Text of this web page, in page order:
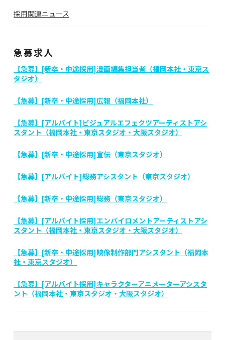
採用関連ニュース
急募求人
【急募】[新卒・中途採用]漫画編集担当者（福岡本社・東京ス
タジオ）
【急募】[新卒・中途採用]広報（福岡本社）
【急募】[アルバイト]ビジュアルエフェクツアーティストアシ
スタント（福岡本社・東京スタジオ・大阪スタジオ）
【急募】[新卒・中途採用]宣伝（東京スタジオ）
【急募】[アルバイト]総務アシスタント（東京スタジオ）
【急募】[新卒・中途採用]総務（東京スタジオ）
【急募】[アルバイト採用]エンバイロメントアーティストアシ
スタント（福岡本社・東京スタジオ・大阪スタジオ）
【急募】[新卒・中途採用]映像制作部門アシスタント（福岡本
社・東京スタジオ）
【急募】[アルバイト採用]キャラクターアニメーターアシスタ
ント（福岡本社・東京スタジオ・大阪スタジオ）